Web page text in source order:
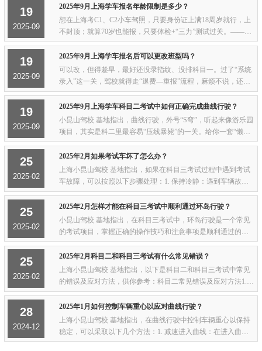
有事去不了，赶在考试前两天之前弄最方...
19
2025-09
2025年9月上海学车报名年龄限制是多少？
想在上海考C1、C2小车驾照，只要身份证上满18周岁就行，上
不封顶；就算70岁也能报，只要体检+“三力”测试过关。——所
以，刚高考完的小年轻可以冲，退休的叔叔阿姨也能玩，成年
就是硬道理！
19
2025-09
2025年9月上海学车报名后可以更改班型吗？
可以改，但得趁早，最好还没录指纹、没排科目一。过了“系统
录入”这一关，驾校就得走“退费—重报”流程，麻烦不说，还可
能被扣几百块手续费。所以：1. 刚交钱、没体检、没拍照？直
接找销售，撒个娇都能给你换。2. ...
19
2025-09
2025年9月上海学车科目二考试中如何正确完成曲线行驶？
小昆山驾校 基地指出，曲线行驶，外号“S弯”，听起来像游乐园
项目，其实是科二里最容易“压线暴毙”的一关。给你一套“懒人
打点法”，不用背一堆点位，跟着节奏“左-右-左”晃过去就行。
入场准备先把车摆正，车速压...
25
2025-02
2025年2月如果考试车坏了怎么办？
上海小昆山驾校 基地指出，如果在科目三考试过程中遇到考试
车故障，可以按照以下步骤处理：1. 保持冷静：遇到车辆故障
时，不要慌乱，保持冷静是关键。2. 安全停车： - 尽快将车辆
停在安全地带，避免对交通造成干扰。...
25
2025-02
2025年2月怎样才能在科目三考试中顺利通过环岛行驶？
小昆山驾校 基地指出，在科目三考试中，环岛行驶是一个常见
的考试项目，掌握正确的操作技巧和注意事项是顺利通过的关
键。以下是详细的通过方法和技巧：环岛行驶操作技巧1. 进入
环岛- 减速并打左转向灯：当听到考官指...
25
2025-02
2025年2月科目二和科目三考试有什么常见错误？
上海小昆山驾校 基地指出，以下是科目二和科目三考试中常见
的错误及应对方法，供你参考：科目二常见错误及应对方法1.
倒车入库- 错误：打方向过晚或过早，导致车身出线。- 应对方
法：控制车速，尽量慢行，以便有足够...
28
2024-12
2025年1月如何控制车辆重心以应对曲线行驶？
上海小昆山驾校 基地指出，在曲线行驶中控制车辆重心以保持
稳定，可以采取以下几个方法：1. 减速进入曲线：在进入曲线
之前，适当降低车速，以便在曲线上更容易控制车辆。降低速